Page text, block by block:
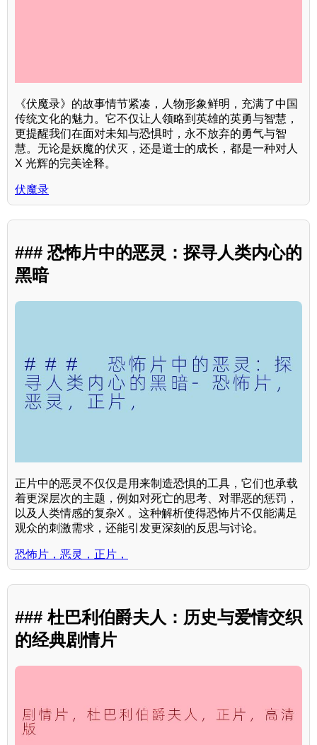
《伏魔录》的故事情节紧凑，人物形象鲜明，充满了中国
传统文化的魅力。它不仅让人领略到英雄的英勇与智慧，
更提醒我们在面对未知与恐惧时，永不放弃的勇气与智
慧。无论是妖魔的伏灭，还是道士的成长，都是一种对人
X 光辉的完美诠释。
伏魔录
### 恐怖片中的恶灵：探寻人类内心的
黑暗
正片中的恶灵不仅仅是用来制造恐惧的工具，它们也承载
着更深层次的主题，例如对死亡的思考、对罪恶的惩罚，
以及人类情感的复杂X 。这种解析使得恐怖片不仅能满足
观众的刺激需求，还能引发更深刻的反思与讨论。
恐怖片，恶灵，正片，
### 杜巴利伯爵夫人：历史与爱情交织
的经典剧情片